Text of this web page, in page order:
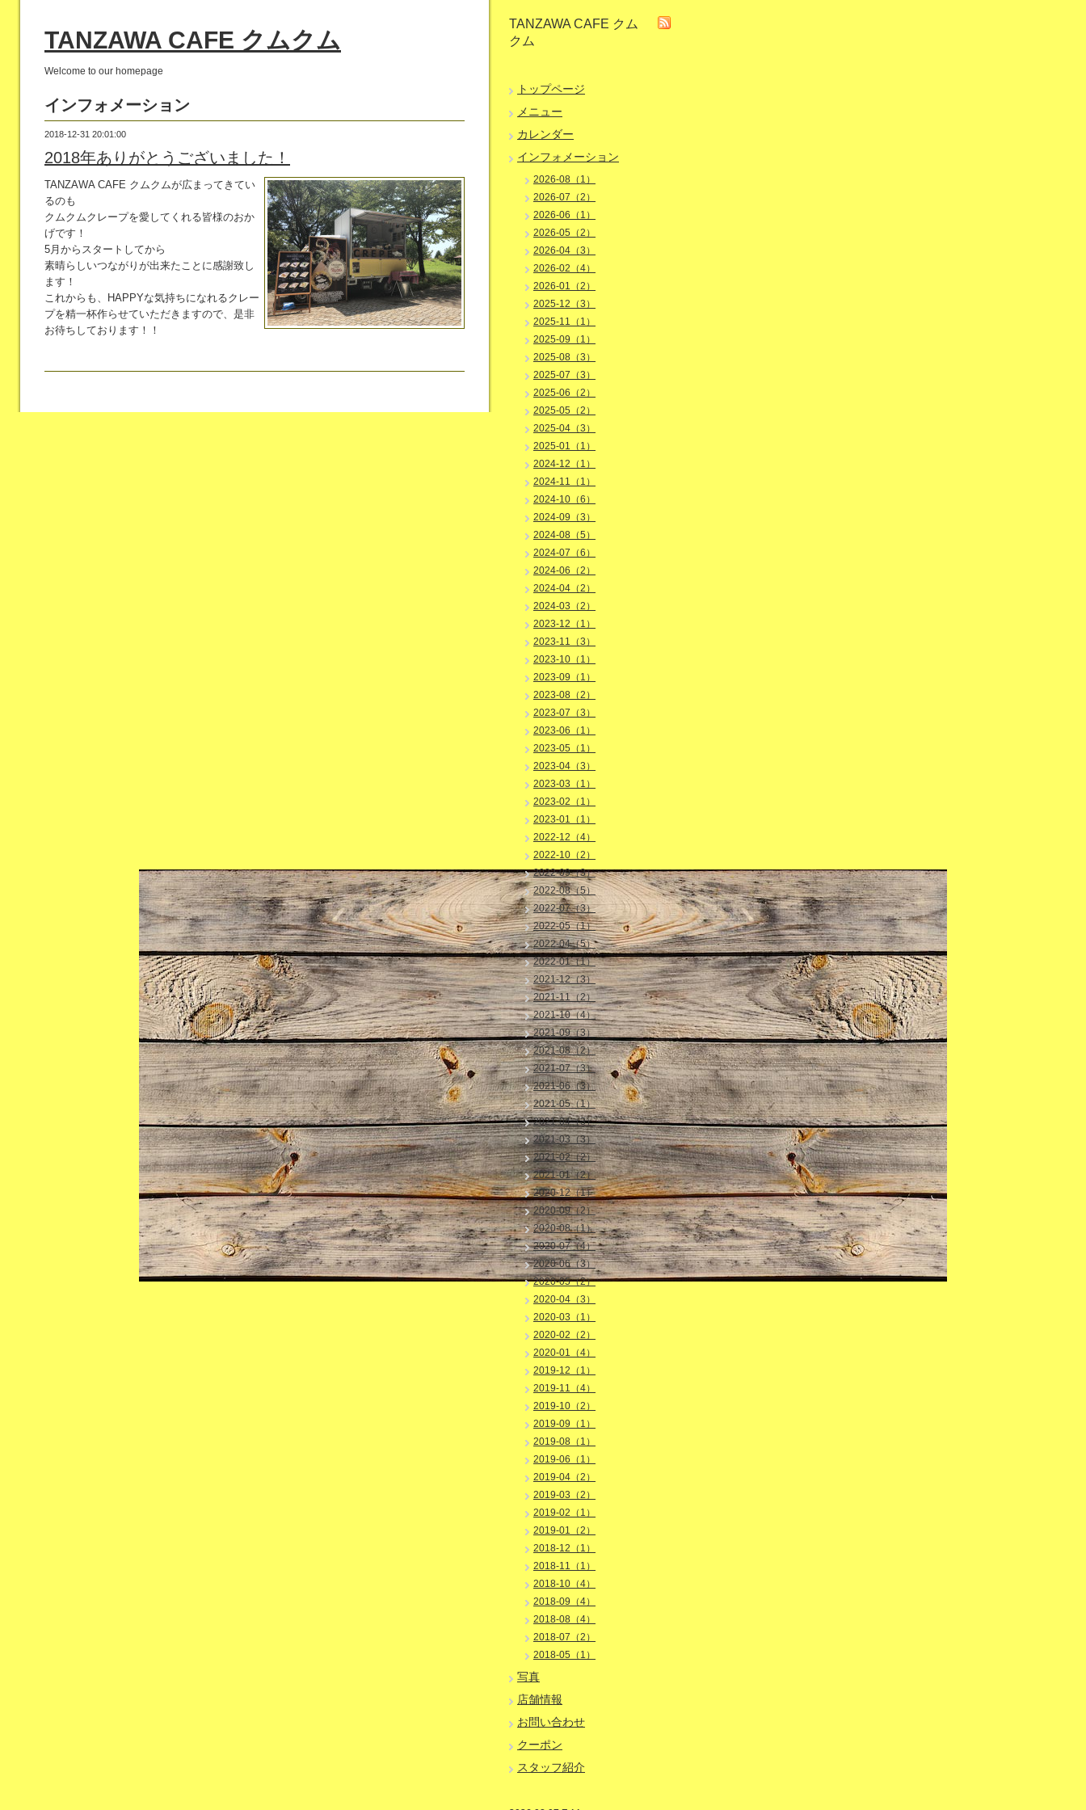
TANZAWA CAFE クムクム
Welcome to our homepage
インフォメーション
2018-12-31 20:01:00
2018年ありがとうございました！
TANZAWA CAFE クムクムが広まってきてい
るのも
クムクムクレープを愛してくれる皆様のおか
げです！
5月からスタートしてから
素晴らしいつながりが出来たことに感謝致し
ます！
これからも、HAPPYな気持ちになれるクレー
プを精一杯作らせていただきますので、是非
お待ちしております！！
TANZAWA CAFE クム
クム
トップページ
メニュー
カレンダー
インフォメーション
2026-08（1）
2026-07（2）
2026-06（1）
2026-05（2）
2026-04（3）
2026-02（4）
2026-01（2）
2025-12（3）
2025-11（1）
2025-09（1）
2025-08（3）
2025-07（3）
2025-06（2）
2025-05（2）
2025-04（3）
2025-01（1）
2024-12（1）
2024-11（1）
2024-10（6）
2024-09（3）
2024-08（5）
2024-07（6）
2024-06（2）
2024-04（2）
2024-03（2）
2023-12（1）
2023-11（3）
2023-10（1）
2023-09（1）
2023-08（2）
2023-07（3）
2023-06（1）
2023-05（1）
2023-04（3）
2023-03（1）
2023-02（1）
2023-01（1）
2022-12（4）
2022-10（2）
2022-09（3）
2022-08（5）
2022-07（3）
2022-05（1）
2022-04（5）
2022-01（1）
2021-12（3）
2021-11（2）
2021-10（4）
2021-09（3）
2021-08（2）
2021-07（3）
2021-06（3）
2021-05（1）
2021-04（3）
2021-03（3）
2021-02（2）
2021-01（2）
2020-12（1）
2020-09（2）
2020-08（1）
2020-07（4）
2020-06（3）
2020-05（2）
2020-04（3）
2020-03（1）
2020-02（2）
2020-01（4）
2019-12（1）
2019-11（4）
2019-10（2）
2019-09（1）
2019-08（1）
2019-06（1）
2019-04（2）
2019-03（2）
2019-02（1）
2019-01（2）
2018-12（1）
2018-11（1）
2018-10（4）
2018-09（4）
2018-08（4）
2018-07（2）
2018-05（1）
写真
店舗情報
お問い合わせ
クーポン
スタッフ紹介